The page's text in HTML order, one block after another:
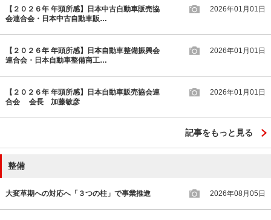
【２０２６年 年頭所感】日本中古自動車販売協
会連合会・日本中古自動車販…
2026年01月01日
【２０２６年 年頭所感】日本自動車整備振興会
連合会・日本自動車整備商工…
2026年01月01日
【２０２６年 年頭所感】日本自動車販売協会連
合会 会長 加藤敏彦
2026年01月01日
記事をもっと見る
整備
大変革期への対応へ「３つの柱」で事業推進 2026年08月05日